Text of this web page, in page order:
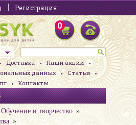
Регистрация
0
Доставка
Наши акции
данных
Статьи
Контакты
Обучение и творчество